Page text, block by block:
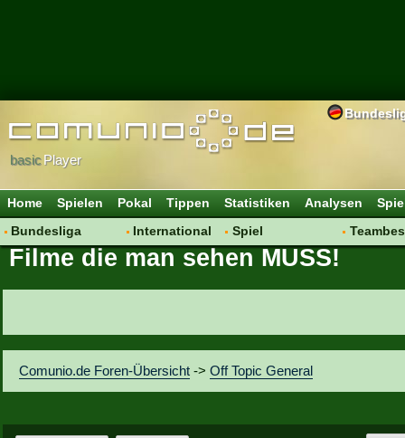
basicPlayer
Home Spielen Pokal Tippen Statistiken Analysen
Bundesliga
Hot News
Vereinsfragen
International
Vereine
Spiel
Regeln & Tipps
Filme die man sehen MUSS!
Comunio.de Foren-Übersicht ->Off Topic General